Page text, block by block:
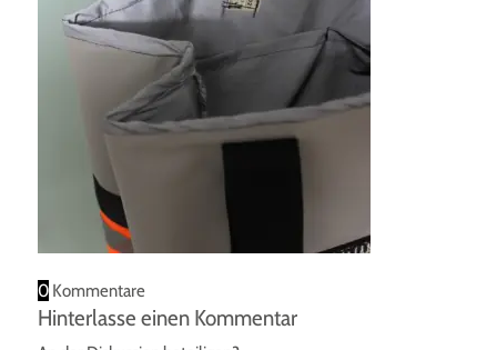
0 Kommentare
Hinterlasse einen Kommentar